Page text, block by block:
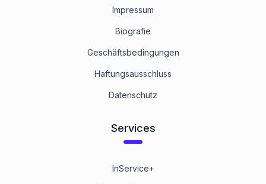
Impressum
Biografie
Geschäftsbedingungen
Haftungsausschluss
Datenschutz
Services
InService+